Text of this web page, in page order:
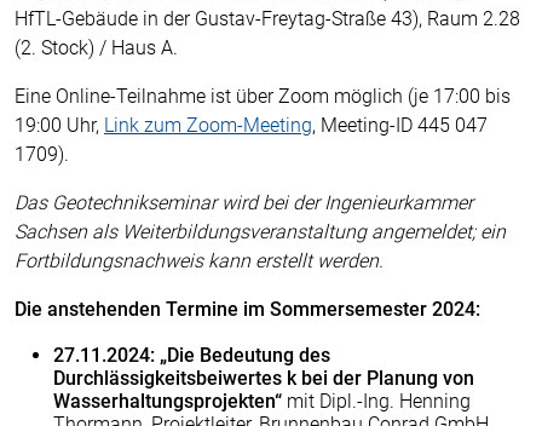
HfTL-Gebäude in der Gustav-Freytag-Straße 43), Raum 2.28
(2. Stock) / Haus A.
Eine Online-Teilnahme ist über Zoom möglich (je 17:00 bis
19:00 Uhr, Link zum Zoom-Meeting, Meeting-ID 445 047
1709).
Das Geotechnikseminar wird bei der Ingenieurkammer
Sachsen als Weiterbildungsveranstaltung angemeldet; ein
Fortbildungsnachweis kann erstellt werden.
Die anstehenden Termine im Sommersemester 2024:
27.11.2024: „Die Bedeutung des
Durchlässigkeitsbeiwertes k bei der Planung von
Wasserhaltungsprojekten“ mit Dipl.-Ing. Henning